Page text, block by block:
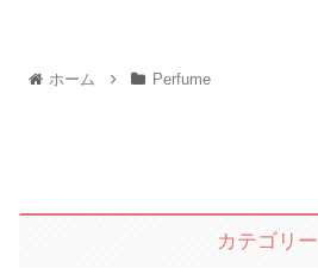
ホーム Perfume
カテゴリー